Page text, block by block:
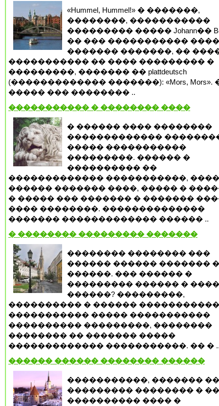
«Hummel, Hummel!» � �������,
��������, �����������
��������� ����� Johann��
�� ��� �����������
������� �������, ��
����������� �� ���� ��������� �
���������, ������� �� plattdeutsch
(������������� �������): «Mors, Mors».
����� ��� �������� ..
����������� � �������� ����
� ������ ���� ��������
�������������
����� �����������
���������. ������ �
���������� ��
������������� �����������,
������ ������� ����, ����� �
� ����� ��� ������� � �������
���� ��������. ��������������
������� ������������� ������ ..
� �������� ��������� �������
�������� �������� ���
������ ������ ������� �
������. ��� ������ �
��������� ������ �
������? ���������,
���������� � ������
����������� ����� �����������
���������� ���������, ��������
�������� �� ������� �����
������������� �����������. �� �
������ ������ �������� ������
�����������, �������
��������� �������� �
���������� ���� �